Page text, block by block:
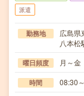
派遣
勤務地
広島県
八本松
曜日頻度 月～金
時間 08:30